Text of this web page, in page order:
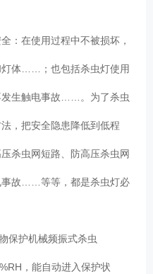
：在使用过程中不被损坏，
灯体……；也包括杀虫灯使用
发生触电事故……。为了杀虫
，把安全隐患降低到低程
杀虫网短路、防高压杀虫网
事故……等等，都是杀虫灯必
保护机械频振式杀虫
，能自动进入保护状